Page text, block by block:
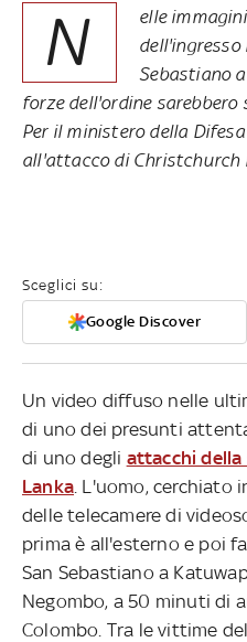
N
elle
dell'ingresso
Sebastiano
forze dell'ordine sarebbero
Per il ministero della
all'attacco di Christchurch
Sceglici su:
Google Discover
Un video diffuso nelle
di uno dei presunti
di uno degli attacchi della
Lanka . L'uomo, cerchiato
delle telecamere di
prima è all'esterno e poi
San Sebastiano a
Negombo, a 50 minuti di
Colombo. Tra le vittime